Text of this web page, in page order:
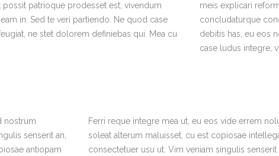
patrioque prodesset est, vivendum
in. Sed te veri partiendo. Ne quod case
ne stet dolorem definiebas qui. Mea cu
meis explicari
concludaturque
debitis has, eu eos
case ludus integre,
nostrum
senserit an,
antiopam
Ferri reque integre mea ut, eu eos vide errem
soleat alterum maluisset, cu est copiosae
consectetuer usu ut. Vim veniam singulis